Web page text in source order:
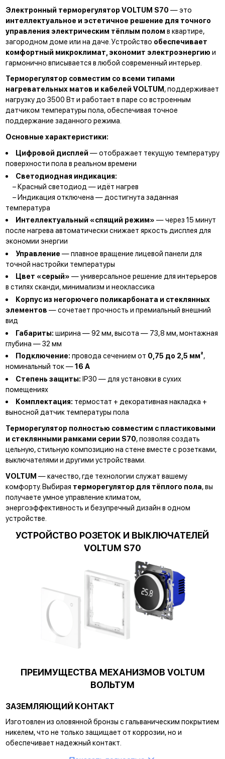
Электронный терморегулятор VOLTUM S70 — это
интеллектуальное и эстетичное решение для точного
управления электрическим тёплым полом в квартире,
загородном доме или на даче. Устройство обеспечивает
комфортный микроклимат, экономит электроэнергию и
гармонично вписывается в любой современный интерьер.
Терморегулятор совместим со всеми типами
нагревательных матов и кабелей VOLTUM, поддерживает
нагрузку до 3500 Вт и работает в паре со встроенным
датчиком температуры пола, обеспечивая точное
поддержание заданного режима.
Основные характеристики:
Цифровой дисплей — отображает текущую температуру
поверхности пола в реальном времени
Светодиодная индикация:
– Красный светодиод — идёт нагрев
– Индикация отключена — достигнута заданная
температура
Интеллектуальный «спящий режим» — через 15 минут
после нагрева автоматически снижает яркость дисплея для
экономии энергии
Управление — плавное вращение лицевой панели для
точной настройки температуры
Цвет «серый»— универсальное решение для интерьеров
в стилях сканди, минимализм и неоклассика
Корпус из негорючего поликарбоната и стеклянных
элементов — сочетает прочность и премиальный внешний
вид
Габариты: ширина — 92 мм, высота — 73,8 мм, монтажная
глубина — 32 мм
Подключение: провода сечением от 0,75 до 2,5 мм²,
номинальный ток —16 А
Степень защиты: IP30 — для установки в сухих
помещениях
Комплектация: термостат + декоративная накладка +
выносной датчик температуры пола
Терморегулятор полностью совместим с пластиковыми
и стеклянными рамками серии S70, позволяя создать
цельную, стильную композицию на стене вместе с розетками,
выключателями и другими устройствами.
VOLTUM — качество, где технологии служат вашему
комфорту. Выбирая терморегулятор для тёплого пола, вы
получаете умное управление климатом,
энергоэффективность и безупречный дизайн в одном
устройстве.
УСТРОЙСТВО РОЗЕТОК И ВЫКЛЮЧАТЕЛЕЙ
VOLTUM S70
ПРЕИМУЩЕСТВА МЕХАНИЗМОВ VOLTUM
ВОЛЬТУМ
ЗАЗЕМЛЯЮЩИЙ КОНТАКТ
Изготовлен из оловянной бронзы с гальваническим покрытием
никелем, что не только защищает от коррозии, но и
обеспечивает надежный контакт.